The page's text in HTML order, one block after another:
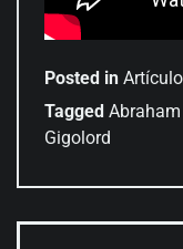
Posted in
Tagged
Gigolord